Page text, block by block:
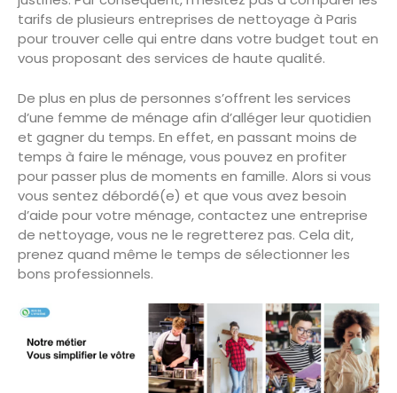
tarifs de plusieurs entreprises de nettoyage à Paris
pour trouver celle qui entre dans votre budget tout en
vous proposant des services de haute qualité.
De plus en plus de personnes s’offrent les services
d’une femme de ménage afin d’alléger leur quotidien
et gagner du temps. En effet, en passant moins de
temps à faire le ménage, vous pouvez en profiter
pour passer plus de moments en famille. Alors si vous
vous sentez débordé(e) et que vous avez besoin
d’aide pour votre ménage, contactez une entreprise
de nettoyage, vous ne le regretterez pas. Cela dit,
prenez quand même le temps de sélectionner les
bons professionnels.